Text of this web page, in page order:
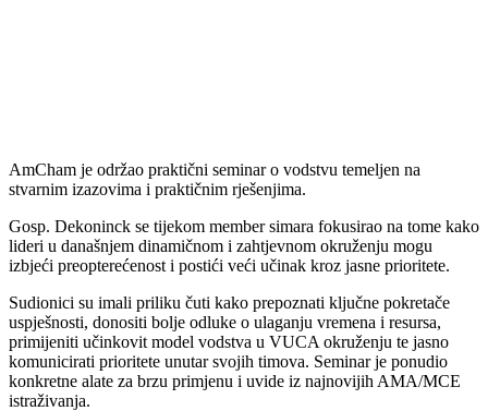
AmCham je održao praktični seminar o vodstvu temeljen na
stvarnim izazovima i praktičnim rješenjima.
Gosp. Dekoninck se tijekom member simara fokusirao na tome kako
lideri u današnjem dinamičnom i zahtjevnom okruženju mogu
izbjeći preopterećenost i postići veći učinak kroz jasne prioritete.
Sudionici su imali priliku čuti kako prepoznati ključne pokretače
uspješnosti, donositi bolje odluke o ulaganju vremena i resursa,
primijeniti učinkovit model vodstva u VUCA okruženju te jasno
komunicirati prioritete unutar svojih timova. Seminar je ponudio
konkretne alate za brzu primjenu i uvide iz najnovijih AMA/MCE
istraživanja.